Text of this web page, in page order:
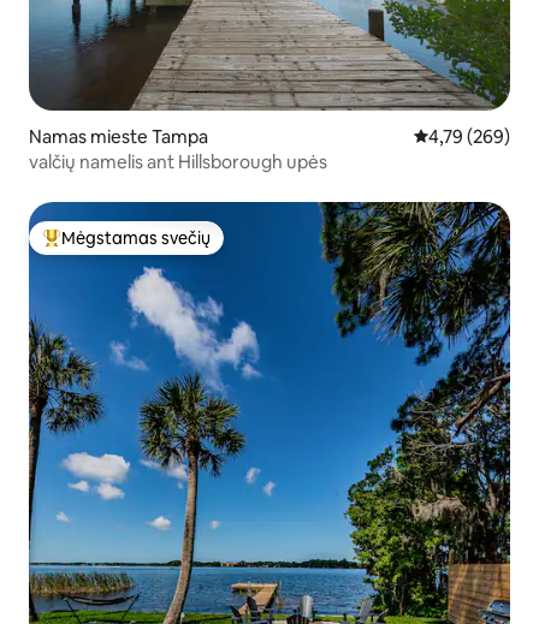
Namas mieste Tampa Vidutinis
4,79 (269)
valčių namelis ant Hillsborough upės
Svečių mėgstamiausias
Mėgstamas svečių